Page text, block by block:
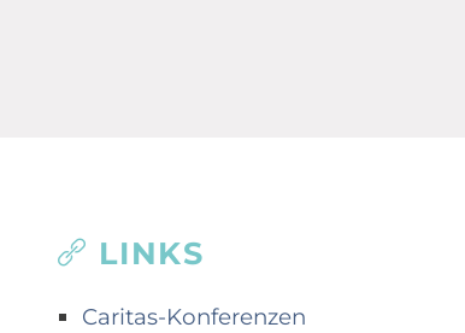
LINKS
Caritas-Konferenzen